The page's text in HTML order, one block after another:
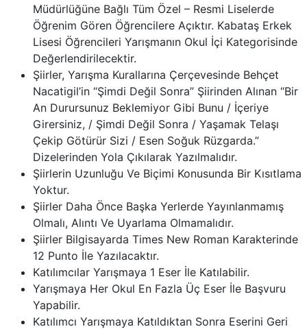
Müdürlüğüne Bağlı Tüm Özel – Resmi Liselerde
Öğrenim Gören Öğrencilere Açıktır. Kabataş Erkek
Lisesi Öğrencileri Yarışmanın Okul İçi Kategorisinde
Değerlendirilecektir.
Şiirler, Yarışma Kurallarına Çerçevesinde Behçet
Nacatigil’in “Şimdi Değil Sonra” Şiirinden Alınan “Bir
An Durursunuz Beklemiyor Gibi Bunu / İçeriye
Girersiniz, / Şimdi Değil Sonra / Yaşamak Telaşı
Çekip Götürür Sizi / Esen Soğuk Rüzgarda.”
Dizelerinden Yola Çıkılarak Yazılmalıdır.
Şiirlerin Uzunluğu Ve Biçimi Konusunda Bir Kısıtlama
Yoktur.
Şiirler Daha Önce Başka Yerlerde Yayınlanmamış
Olmalı, Alıntı Ve Uyarlama Olmamalıdır.
Şiirler Bilgisayarda Times New Roman Karakterinde
12 Punto İle Yazılacaktır.
Katılımcılar Yarışmaya 1 Eser İle Katılabilir.
Yarışmaya Her Okul En Fazla Üç Eser İle Başvuru
Yapabilir.
Katılımcı Yarışmaya Katıldıktan Sonra Eserini Geri